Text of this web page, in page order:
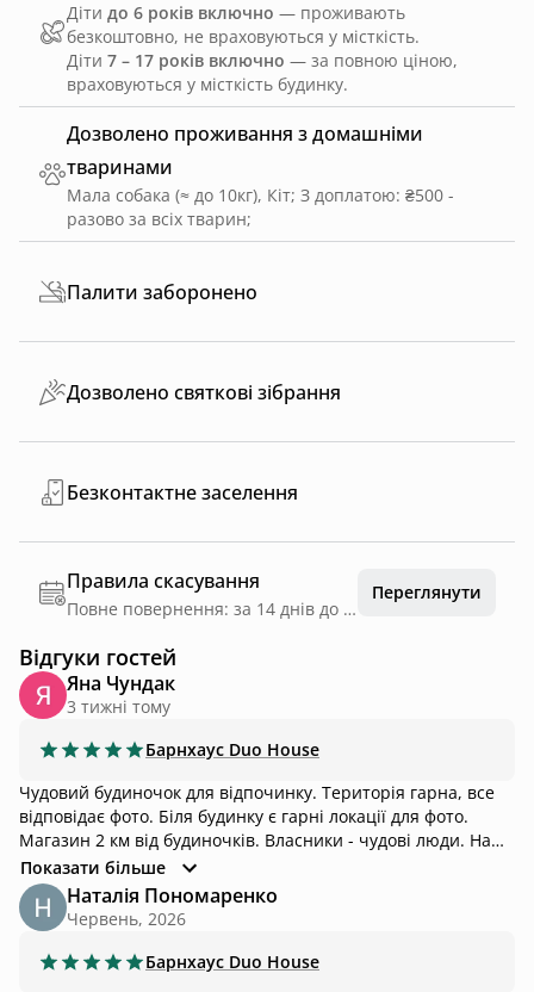
Дозволено проживання з домашніми
тваринами
Мала собака (≈ до 10кг), Кіт; З доплатою: ₴500 -
разово за всіх тварин;
Діти до 6 років включно — проживають
безкоштовно, не враховуються у місткість.
Діти 7 – 17 років включно — за повною ціною,
враховуються у місткість будинку.
Палити заборонено
Дозволено святкові зібрання
Безконтактне заселення
Правила скасування
Повне повернення: за 14 днів до дати заїзду
Переглянути
Відгуки гостей
Яна Чундак
3 тижні тому
Барнхаус Duo House
Чудовий будиночок для відпочинку. Територія гарна, все
відповідає фото. Біля будинку є гарні локації для фото.
Магазин 2 км від будиночків. Власники - чудові люди. Нам
дуже сподобалося.
Показати більше
Наталія Пономаренко
Червень, 2026
Барнхаус Duo House